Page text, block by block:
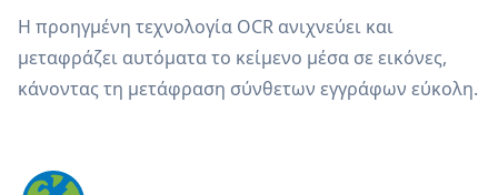
Η προηγμένη τεχνολογία OCR ανιχνεύει και
μεταφράζει αυτόματα το κείμενο μέσα σε εικόνες,
κάνοντας τη μετάφραση σύνθετων εγγράφων εύκολη.